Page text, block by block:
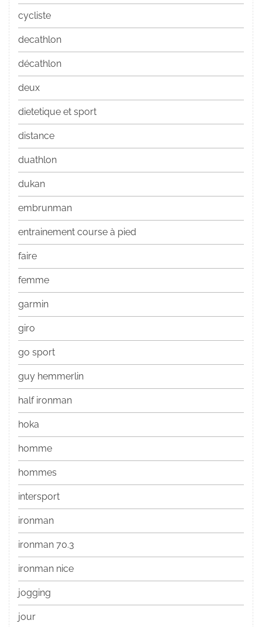
cycliste
decathlon
décathlon
deux
dietetique et sport
distance
duathlon
dukan
embrunman
entrainement course à pied
faire
femme
garmin
giro
go sport
guy hemmerlin
half ironman
hoka
homme
hommes
intersport
ironman
ironman 70.3
ironman nice
jogging
jour